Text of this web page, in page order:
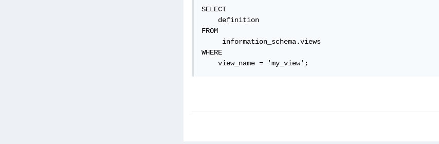
SELECT
    definition
FROM
     information_schema.views
WHERE
    view_name = 'my_view';